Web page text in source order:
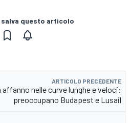
salva questo articolo
ARTICOLO PRECEDENTE
affanno nelle curve lunghe e veloci:
preoccupano Budapest e Lusail